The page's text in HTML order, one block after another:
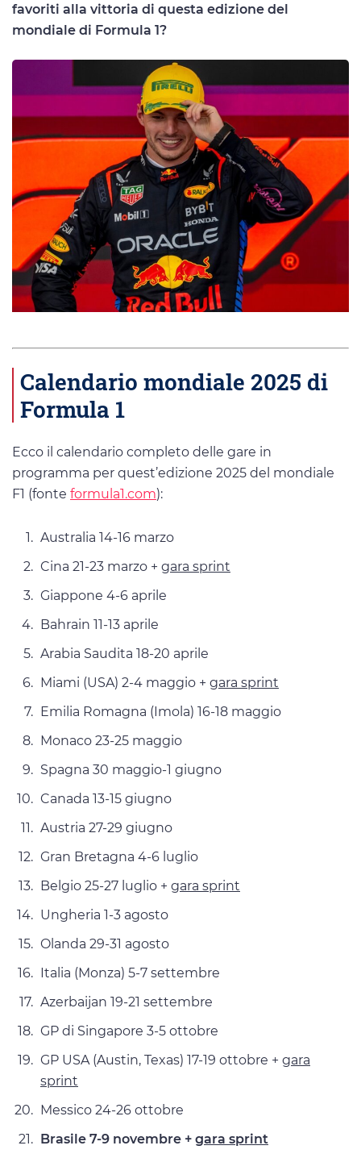
favoriti alla vittoria di questa edizione del
mondiale di Formula 1?
Calendario mondiale 2025 di
Formula 1
Ecco il calendario completo delle gare in
programma per quest’edizione 2025 del mondiale
F1 (fonte formula1.com):
Australia 14-16 marzo
Cina 21-23 marzo + gara sprint
Giappone 4-6 aprile
Bahrain 11-13 aprile
Arabia Saudita 18-20 aprile
Miami (USA) 2-4 maggio + gara sprint
Emilia Romagna (Imola) 16-18 maggio
Monaco 23-25 maggio
Spagna 30 maggio-1 giugno
Canada 13-15 giugno
Austria 27-29 giugno
Gran Bretagna 4-6 luglio
Belgio 25-27 luglio + gara sprint
Ungheria 1-3 agosto
Olanda 29-31 agosto
Italia (Monza) 5-7 settembre
Azerbaijan 19-21 settembre
GP di Singapore 3-5 ottobre
GP USA (Austin, Texas) 17-19 ottobre + gara
sprint
Messico 24-26 ottobre
Brasile 7-9 novembre + gara sprint